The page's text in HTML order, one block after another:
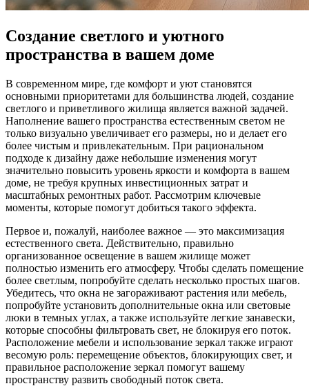
Создание светлого и уютного
пространства в вашем доме
В современном мире, где комфорт и уют становятся
основными приоритетами для большинства людей, создание
светлого и приветливого жилища является важной задачей.
Наполнение вашего пространства естественным светом не
только визуально увеличивает его размеры, но и делает его
более чистым и привлекательным. При рациональном
подходе к дизайну даже небольшие изменения могут
значительно повысить уровень яркости и комфорта в вашем
доме, не требуя крупных инвестиционных затрат и
масштабных ремонтных работ. Рассмотрим ключевые
моменты, которые помогут добиться такого эффекта.
Первое и, пожалуй, наиболее важное — это максимизация
естественного света. Действительно, правильно
организованное освещение в вашем жилище может
полностью изменить его атмосферу. Чтобы сделать помещение
более светлым, попробуйте сделать несколько простых шагов.
Убедитесь, что окна не загораживают растения или мебель,
попробуйте установить дополнительные окна или световые
люки в темных углах, а также используйте легкие занавески,
которые способны фильтровать свет, не блокируя его поток.
Расположение мебели и использование зеркал также играют
весомую роль: перемещение объектов, блокирующих свет, и
правильное расположение зеркал помогут вашему
пространству развить свободный поток света.